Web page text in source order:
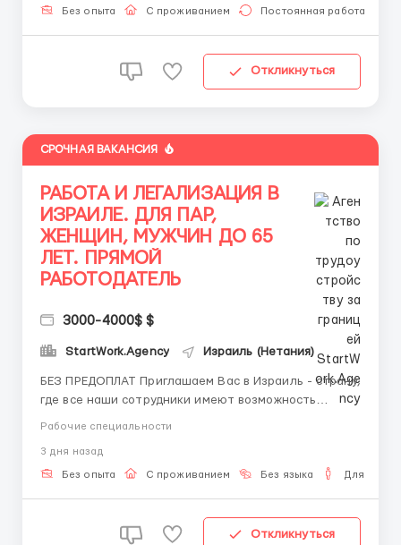
❗️: ЗАЯВКИ НА САЙТЕ НЕ РАССМАТРИВАЕМ.
Без опыта С проживанием Постоянная работа
Откликнуться
СРОЧНАЯ ВАКАНСИЯ
РАБОТА И ЛЕГАЛИЗАЦИЯ В
ИЗРАИЛЕ. ДЛЯ ПАР,
ЖЕНЩИН, МУЖЧИН ДО 65
ЛЕТ. ПРЯМОЙ
РАБОТОДАТЕЛЬ
3000-4000$ $
StartWork.Agency Израиль (Нетания)
БЕЗ ПРЕДОПЛАТ Приглашаем Вас в Израиль - страну,
где все наши сотрудники имеют возможность
неквалифицированной работе до 4500$ по позициях
специалистов с отдыхом и оздоровлением на трех
Рабочие специальности
3 дня назад
Без опыта С проживанием Без языка Для
Откликнуться